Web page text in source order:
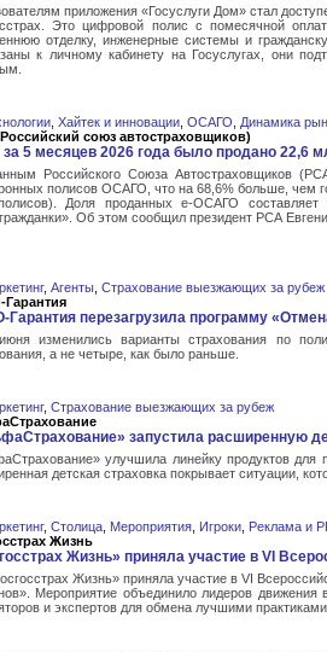
приложения «Госуслуги Дом» стал
Это цифровой полис с помесячной
отделку, инженерные системы и
к личному кабинету на Госуслугах, они
Хайтек и инновации ОСАГО Динамика
союз автостраховщиков)
5 месяцев 2026 года было продано 22,6
Российского Союза Автостраховщиков
полисов ОСАГО, что на 68,6% больше, чем
Доля проданных е-ОСАГО составляет
Об этом сообщил президент РСА
, Агенты Страхование выезжающих за рубеж
Гарантия
Гарантия перезагрузила программу
изменились варианты страхования по
а не четыре, как было раньше.
, Страхование выезжающих за рубеж
запустила расширенную
улучшила линейку продуктов
детская страховка покрывает ситуации,
, Столица Мероприятия Игроки Реклама и
Жизнь
Жизнь» приняла участие в VI
Жизнь» приняла участие в VI
Мероприятие объединило лидеров движения
и экспертов для обмена лучшими